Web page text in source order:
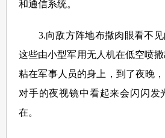
和通信系统。
3.向敌方阵地布撒肉眼看不见
这些由小型军用无人机在低空喷
粘在军事人员的身上，到了夜晚
对手的夜视镜中看起来会闪闪发
在。